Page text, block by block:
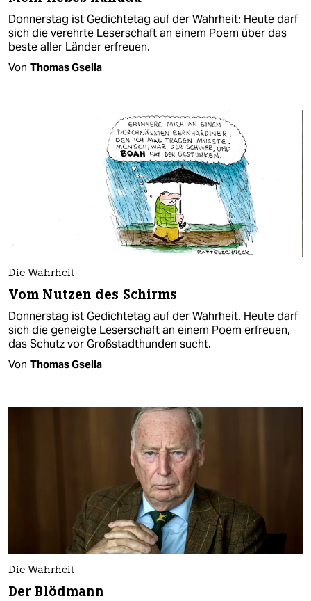
Donnerstag ist Gedichtetag auf der Wahrheit: Heute darf
sich die verehrte Leserschaft an einem Poem über das
beste aller Länder erfreuen.
Von Thomas Gsella
Die Wahrheit
Vom Nutzen des Schirms
Donnerstag ist Gedichtetag auf der Wahrheit. Heute darf
sich die geneigte Leserschaft an einem Poem erfreuen,
das Schutz vor Großstadthunden sucht.
Von Thomas Gsella
Die Wahrheit
Der Blödmann